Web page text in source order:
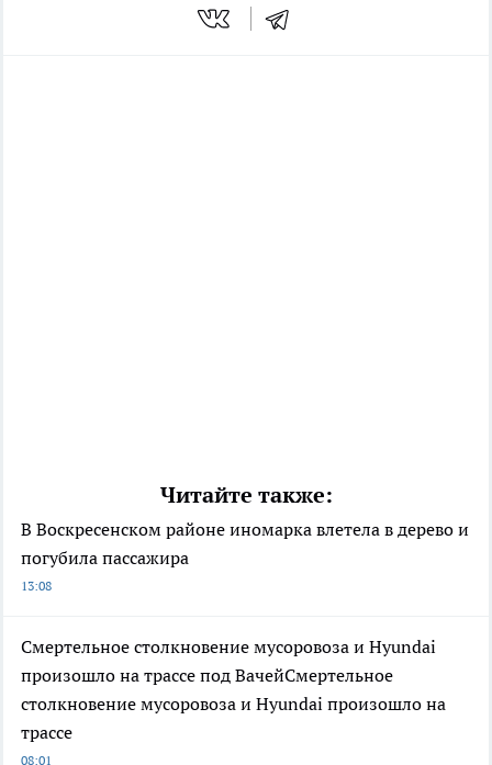
Читайте также:
В Воскресенском районе иномарка влетела в дерево и
погубила пассажира
13:08
Смертельное столкновение мусоровоза и Hyundai
произошло на трассе под ВачейСмертельное
столкновение мусоровоза и Hyundai произошло на
трассе
08:01